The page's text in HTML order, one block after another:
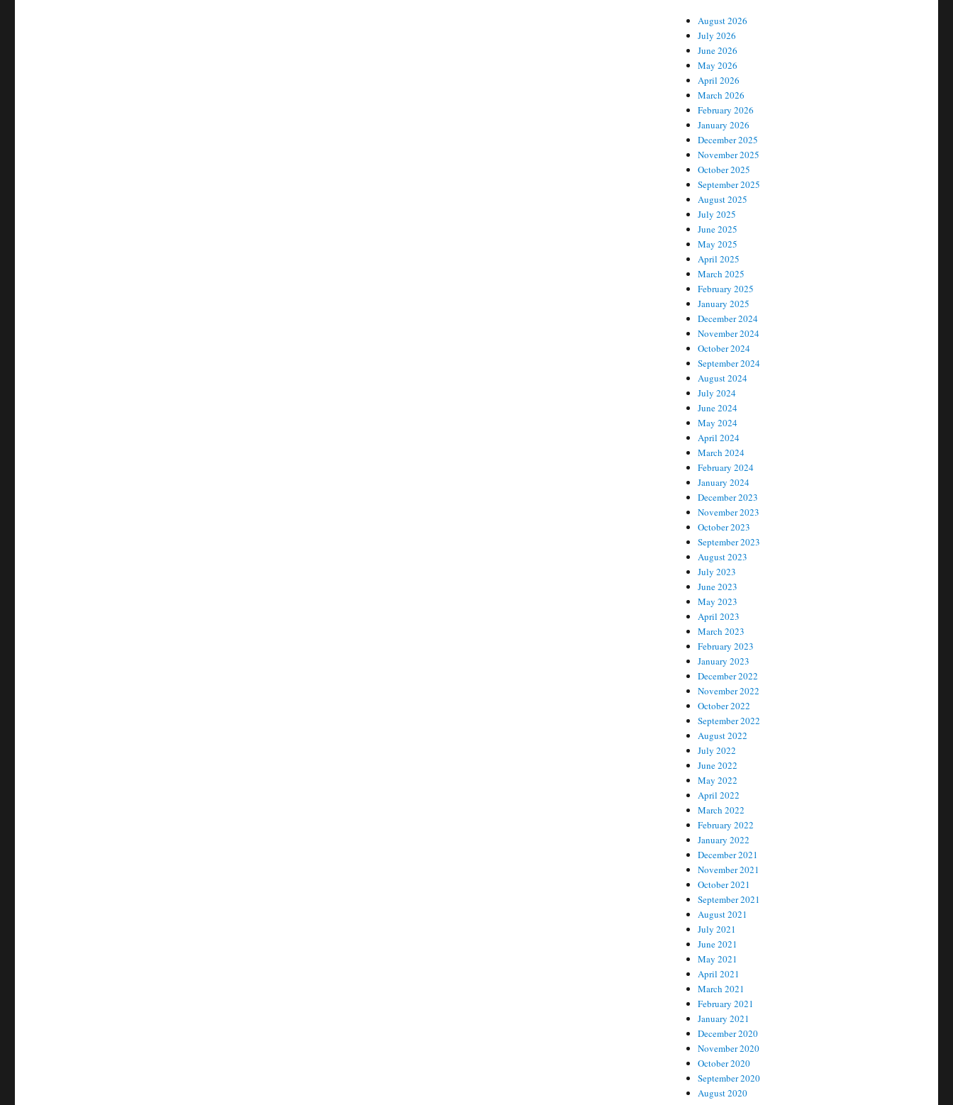
August 2026
July 2026
June 2026
May 2026
April 2026
March 2026
February 2026
January 2026
December 2025
November 2025
October 2025
September 2025
August 2025
July 2025
June 2025
May 2025
April 2025
March 2025
February 2025
January 2025
December 2024
November 2024
October 2024
September 2024
August 2024
July 2024
June 2024
May 2024
April 2024
March 2024
February 2024
January 2024
December 2023
November 2023
October 2023
September 2023
August 2023
July 2023
June 2023
May 2023
April 2023
March 2023
February 2023
January 2023
December 2022
November 2022
October 2022
September 2022
August 2022
July 2022
June 2022
May 2022
April 2022
March 2022
February 2022
January 2022
December 2021
November 2021
October 2021
September 2021
August 2021
July 2021
June 2021
May 2021
April 2021
March 2021
February 2021
January 2021
December 2020
November 2020
October 2020
September 2020
August 2020